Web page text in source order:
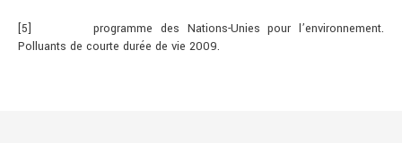
[5] programme des Nations-Unies pour l’environnement.
Polluants de courte durée de vie 2009.